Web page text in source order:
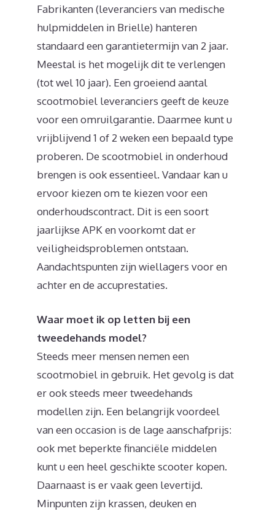
Fabrikanten (leveranciers van medische
hulpmiddelen in Brielle) hanteren
standaard een garantietermijn van 2 jaar.
Meestal is het mogelijk dit te verlengen
(tot wel 10 jaar). Een groeiend aantal
scootmobiel leveranciers geeft de keuze
voor een omruilgarantie. Daarmee kunt u
vrijblijvend 1 of 2 weken een bepaald type
proberen. De scootmobiel in onderhoud
brengen is ook essentieel. Vandaar kan u
ervoor kiezen om te kiezen voor een
onderhoudscontract. Dit is een soort
jaarlijkse APK en voorkomt dat er
veiligheidsproblemen ontstaan.
Aandachtspunten zijn wiellagers voor en
achter en de accuprestaties.
Waar moet ik op letten bij een
tweedehands model?
Steeds meer mensen nemen een
scootmobiel in gebruik. Het gevolg is dat
er ook steeds meer tweedehands
modellen zijn. Een belangrijk voordeel
van een occasion is de lage aanschafprijs:
ook met beperkte financiële middelen
kunt u een heel geschikte scooter kopen.
Daarnaast is er vaak geen levertijd.
Minpunten zijn krassen, deuken en